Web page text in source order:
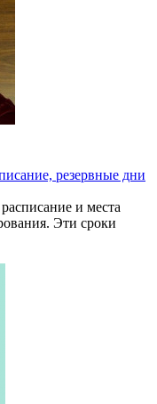
резервные дни
и места
Эти сроки